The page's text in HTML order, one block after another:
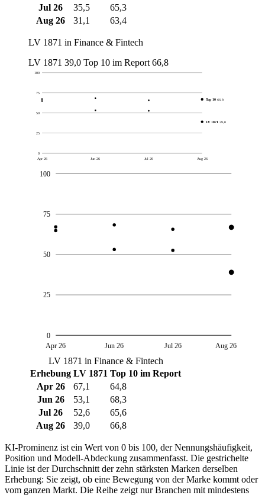
Jul 26
35,5
65,3
Aug 26
31,1 63,4
LV 1871 in Finance & Fintech
LV 1871 39,0 Top 10 im Report 66,8
0
25
50
75
100
Apr 26 Jun 26 Jul 26 Aug 26
LV 1871 39,0
Top 10 66,8
0
25
50
75
100
Apr 26 Jun 26 Jul 26 Aug 26
LV 1871 in Finance & Fintech
Erhebung LV 1871 Top 10 im Report
Apr 26
67,1
64,8
Jun 26
53,1
68,3
Jul 26
52,6
65,6
Aug 26
39,0 66,8
KI-Prominenz ist ein Wert von 0 bis 100, der Nennungshäufigkeit,
Position und Modell-Abdeckung zusammenfasst. Die gestrichelte
Linie ist der Durchschnitt der zehn stärksten Marken derselben
Erhebung: Sie zeigt, ob eine Bewegung von der Marke kommt oder
vom ganzen Markt. Die Reihe zeigt nur Branchen mit mindestens